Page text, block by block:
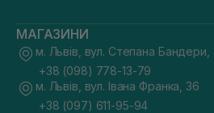
МАГАЗИНИ
м. Львів, вул. Степана Бандери,
+38 (098) 778-13-79
м. Львів, вул. Івана Франка, 36
+38 (097) 611-95-94